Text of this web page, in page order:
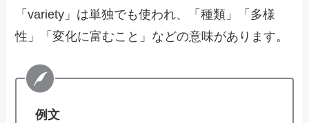
「variety」は単独でも使われ、「種類」「多様
性」「変化に富むこと」などの意味があります。
例文